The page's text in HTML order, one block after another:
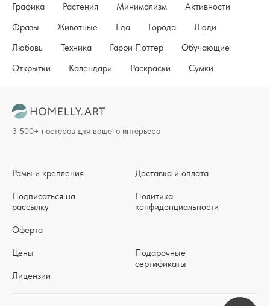
Графика
Растения Минимализм
Активности
Фразы
Животные Еда Города
Люди
Любовь
Техника Гарри Поттер
Обучающие
Открытки
Календари Раскраски Сумки
Рамы и крепления
Подписаться на
рассылку
Оферта
Доставка и оплата
Политика
конфиденциальности
Цены
Лицензии
Подарочные
сертификаты
3 500+ постеров для вашего интерьера